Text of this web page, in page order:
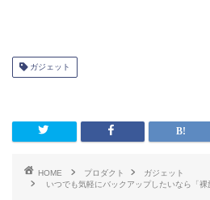
ガジェット
HOME プロダクト
ガジェット
いつでも気軽にバックアップしたいなら「裸